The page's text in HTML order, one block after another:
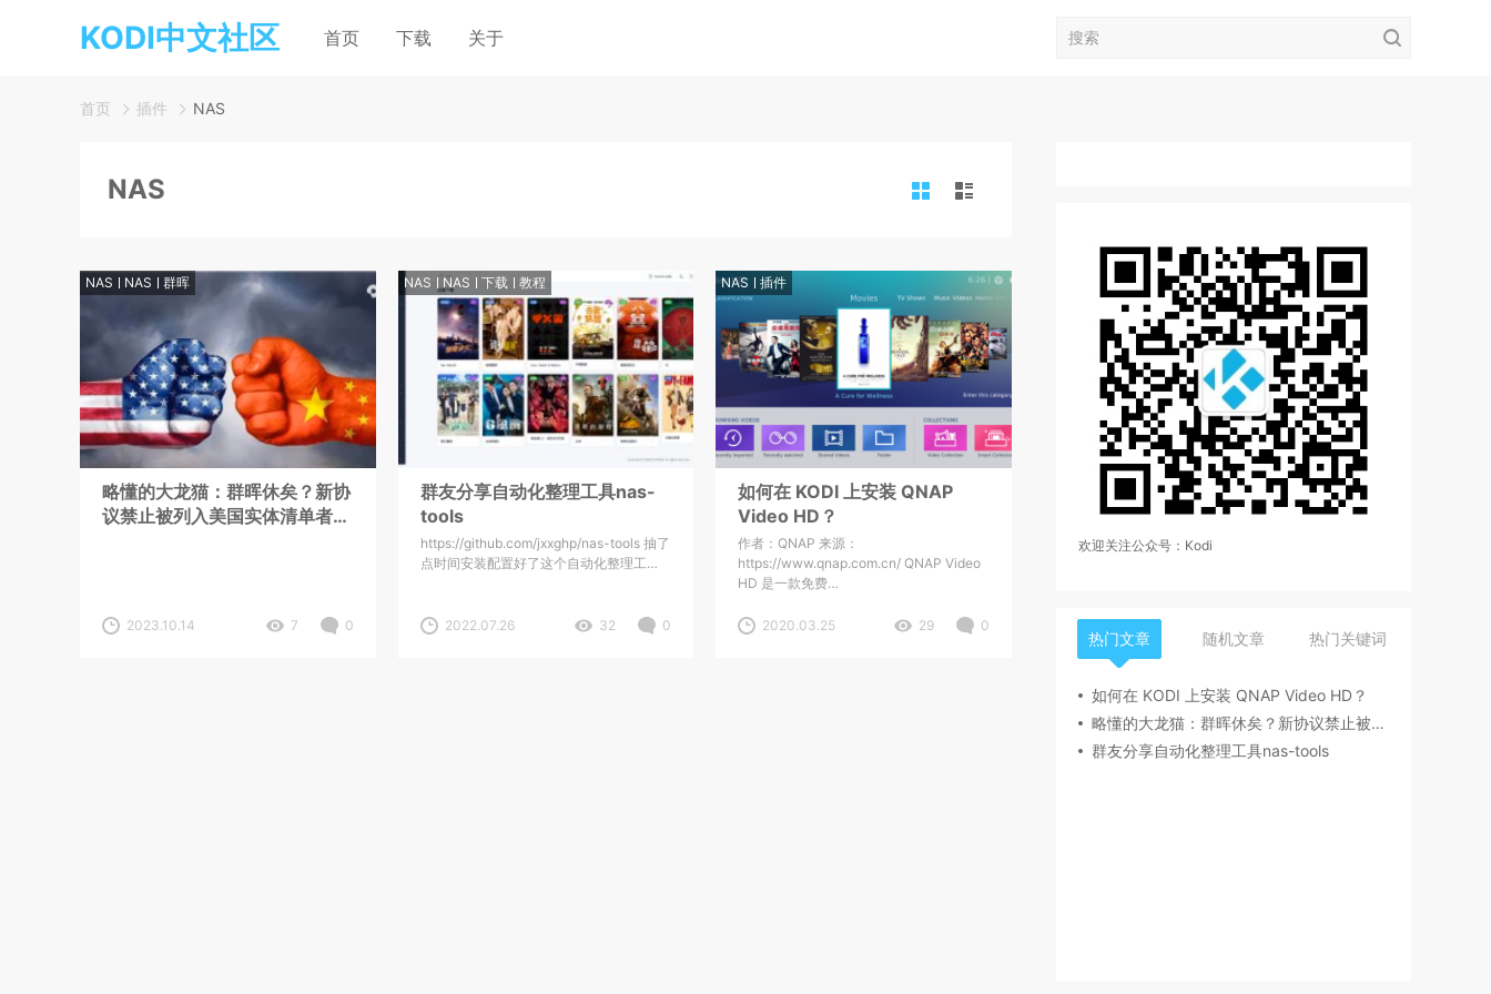
KODI中文社区 首页 下载 关于
首页 插件 NAS
NAS
NAS NAS 群晖
略懂的大龙猫：群晖休矣？新协
议禁止被列入美国实体清单者使
2023.10.14 7 0
NAS NAS 下载 教程
群友分享自动化整理工具nas-
tools
https://github.com/jxxghp/nas-tools 抽了
点时间安装配置好了这个自动化整理工…
2022.07.26 32 0
NAS 插件
如何在 KODI 上安装 QNAP
Video HD？
作者：QNAP 来源：
https://www.qnap.com.cn/ QNAP Video
HD 是一款免费…
2020.03.25 29 0
欢迎关注公众号：Kodi
热门文章 随机文章 热门关键词
如何在 KODI 上安装 QNAP Video HD？
略懂的大龙猫：群晖休矣？新协议禁止被列入美国实体清单者使用
群友分享自动化整理工具nas-tools